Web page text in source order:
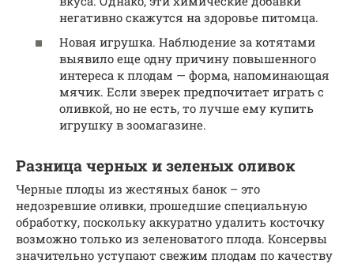
негативно скажутся на здоровье питомца.
Новая игрушка. Наблюдение за котятами
выявило еще одну причину повышенного
интереса к плодам — форма, напоминающая
мячик. Если зверек предпочитает играть с
оливкой, но не есть, то лучше ему купить
игрушку в зоомагазине.
Разница черных и зеленых оливок
Черные плоды из жестяных банок – это
недозревшие оливки, прошедшие специальную
обработку, поскольку аккуратно удалить косточку
возможно только из зеленоватого плода. Консервы
значительно уступают свежим плодам по качеству